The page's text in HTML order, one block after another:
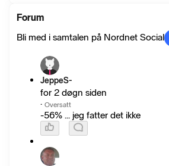
Forum
Bli med i samtalen på Nordnet Social
JeppeS-
for 2 døgn siden
· Oversatt
-56% ... jeg fatter det ikke